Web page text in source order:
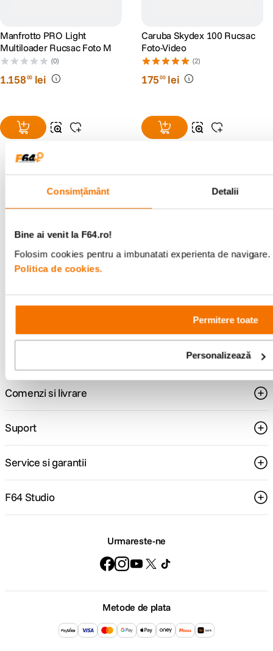
Consimțământ Detalii
Bine ai venit la F64.ro!
Folosim cookies pentru a imbunatati experienta de
Politica de cookies.
Permitere toate
Personalizează
Manfrotto PRO Light
Multiloader Rucsac Foto M
(0)
1.15800 lei
Caruba Skydex 100 Rucsac
Foto-Video
(2)
17500 lei
ghiduri foto-video si oferte pregatite special
pentru tine.
specializata
Livrare gratuita
499lei
Comenzi si livrare
Suport
Service si garantii
F64 Studio
Urmareste-ne
Metode de plata